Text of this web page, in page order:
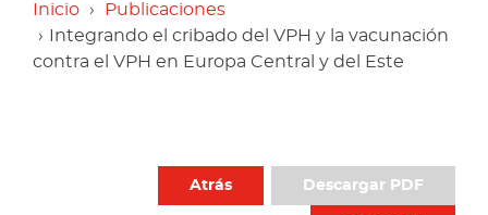
Inicio
Publicaciones
Integrando el cribado del VPH y la vacunación
contra el VPH en Europa Central y del Este
Atrás Descargar PDF